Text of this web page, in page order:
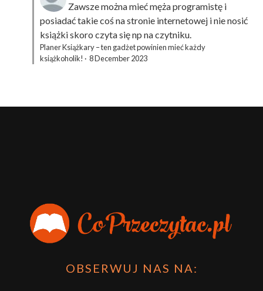
Zawsze można mieć męża programistę i
posiadać takie coś na stronie internetowej i nie nosić
książki skoro czyta się np na czytniku.
Planer Książkary – ten gadżet powinien mieć każdy
książkoholik! · 8 December 2023
OBSERWUJ NAS NA: